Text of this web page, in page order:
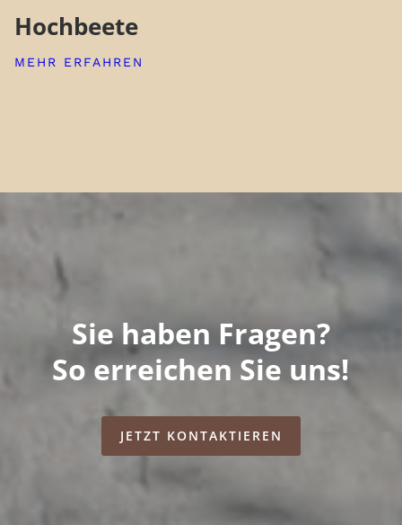
Hochbeete
MEHR ERFAHREN
Sie haben Fragen?
So erreichen Sie uns!
JETZT KONTAKTIEREN